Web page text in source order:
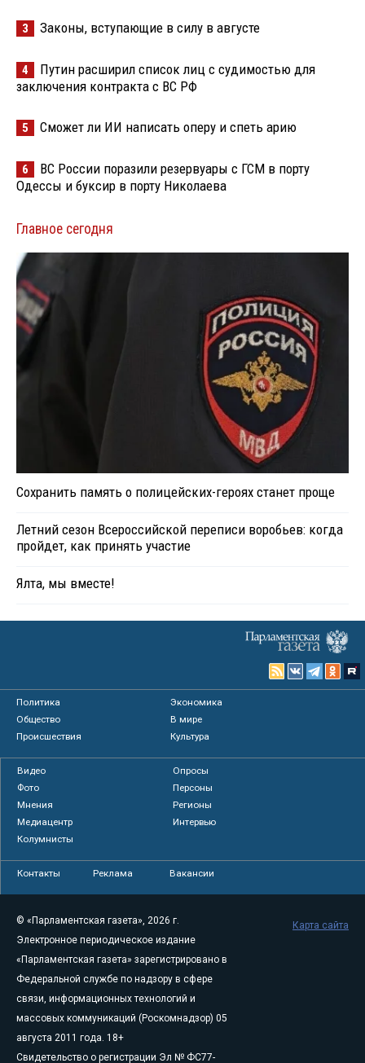
3 Законы, вступающие в силу в августе
4
Путин расширил список лиц с судимостью для
заключения контракта с ВС РФ
5 Сможет ли ИИ написать оперу и спеть арию
6
ВС России поразили резервуары с ГСМ в порту
Одессы и буксир в порту Николаева
Главное сегодня
Сохранить память о полицейских-героях станет проще
Летний сезон Всероссийской переписи воробьев: когда
пройдет, как принять участие
Ялта, мы вместе!
Политика
Экономика
Общество
В мире
Происшествия
Культура
Видео
Опросы
Фото
Персоны
Мнения
Регионы
Медиацентр
Интервью
Колумнисты
Контакты Реклама Вакансии
© «Парламентская газета», 2026 г.
Электронное периодическое издание
«Парламентская газета» зарегистрировано в
Федеральной службе по надзору в сфере
связи, информационных технологий и
массовых коммуникаций (Роскомнадзор) 05
августа 2011 года. 18+
Свидетельство о регистрации Эл № ФС77-
Карта сайта